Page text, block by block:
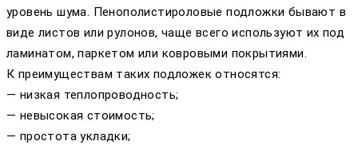
уровень шума. Пенополистироловые подложки бывают в
виде листов или рулонов, чаще всего используют их под
ламинатом, паркетом или ковровыми покрытиями.
К преимуществам таких подложек относятся:
— низкая теплопроводность;
— невысокая стоимость;
— простота укладки;